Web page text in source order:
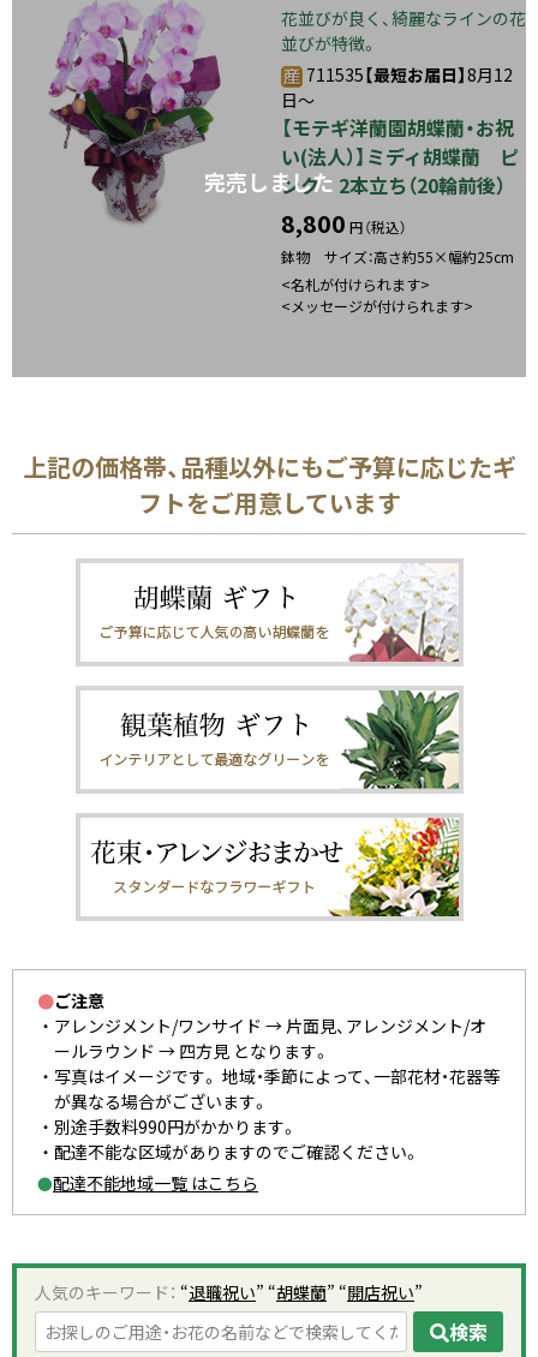
花並びが良く、綺麗なラインの花
並びが特徴。
711535【最短お届日】8月12
日～
【モテギ洋蘭園胡蝶蘭・お祝
い(法人）】ミディ胡蝶蘭 ピ
ンク 2本立ち（20輪前後）
8,800 円（税込）
鉢物 サイズ：高さ約55×幅約25cm
<名札が付けられます>
<メッセージが付けられます>
完売しました
上記の価格帯、品種以外にもご予算に応じたギ
フトをご用意しています
●ご注意
アレンジメント/ワンサイド → 片面見、アレンジメント/オ
ールラウンド → 四方見 となります。
写真はイメージです。 地域・季節によって、一部花材・花器等
が異なる場合がございます。
別途手数料990円がかかります。
配達不能な区域がありますのでご確認ください。
●配達不能地域一覧 はこちら
人気のキーワード： “退職祝い” “胡蝶蘭” “開店祝い”
検索